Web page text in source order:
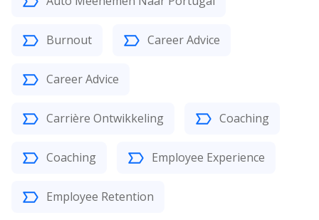
Burnout Career Advice
Career Advice
Carrière Ontwikkeling Coaching
Coaching Employee Experience
Employee Retention